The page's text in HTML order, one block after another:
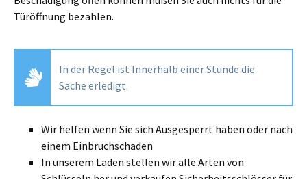
Türöffnung bezahlen.
In der Regel ist Innerhalb einer Stunde die
Sache erledigt.
Wir helfen wenn Sie sich Ausgesperrt haben oder nach
einem Einbruchschaden
In unserem Laden stellen wir alle Arten von